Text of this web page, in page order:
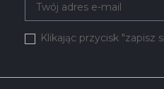
Klikając przycisk "zapisz